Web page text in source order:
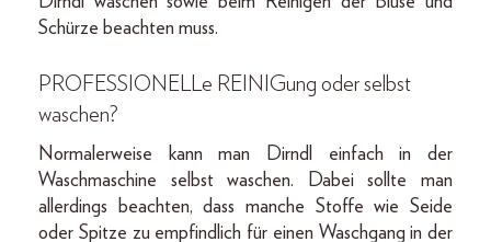
Schürze beachten muss.
PROFESSIONELLe REINIGung oder selbst
waschen?
Normalerweise kann man Dirndl einfach in der
Waschmaschine selbst waschen. Dabei sollte man
allerdings beachten, dass manche Stoffe wie Seide
oder Spitze zu empfindlich für einen Waschgang in der